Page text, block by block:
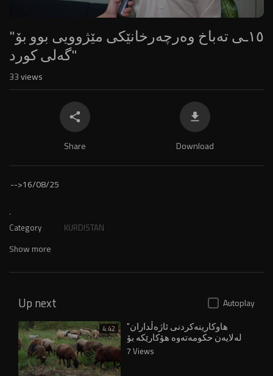
"١٥ـی تەباخ وەرچەرخانێکی مێژوویی بوو بۆ
گەلی کورد"
33views
Share Download
-->16/08/25
.
Category KURDISTAN
Show more
Up next Autoplay
4:42 "هاوکارینەکردنی ئاژەڵداران
لەلایەن حکومەتەوە هۆکارێکە بۆ
چۆڵبوونی گوندەکان" 7 Views